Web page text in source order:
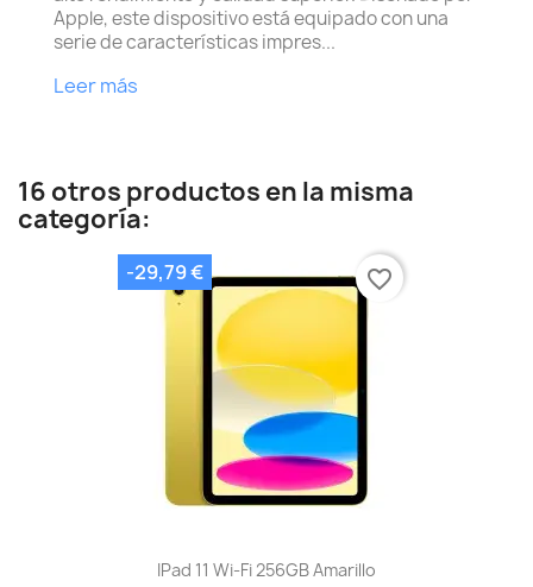
Apple, este dispositivo está equipado con una
serie de características impres...
Leer más
16 otros productos en la misma
categoría:
IPad 11 Wi-Fi 256GB Amarillo
-29,79 € favorite_border